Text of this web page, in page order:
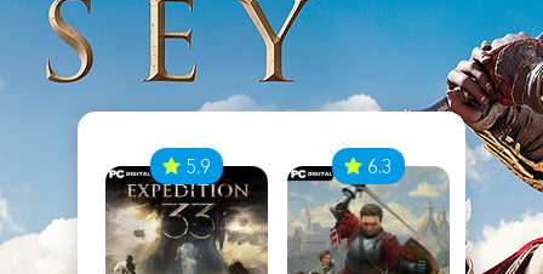
5.9 6.3